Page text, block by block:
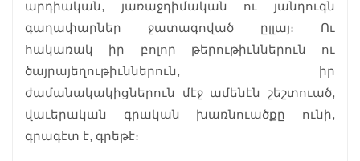
արդիական, յառաջդիմական ու յանդուգն
գաղափարներ ջատագոված ըլլայ։ Ու
հակառակ իր բոլոր թերութիւններուն ու
ծայրայեղութիւններուն, իր
ժամանակակիցներուն մէջ ամենէն շեշտուած,
վաւերական գրական խառնուածքը ունի,
գրագէտ է, գրեթէ։